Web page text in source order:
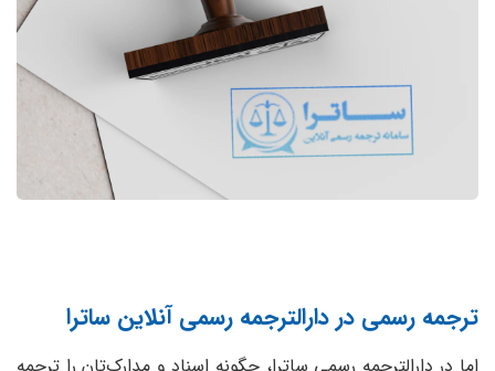
ترجمه رسمی در دارالترجمه رسمی آنلاین ساترا